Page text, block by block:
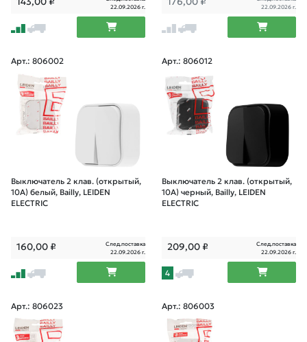
22.09.2026 г.
22.09.2026 г.
Арт.: 806002
Выключатель 2 клав. (открытый,
10А) белый, Bailly, LEIDEN
ELECTRIC
160,00₽
След.поставка
22.09.2026 г.
Арт.: 806012
Выключатель 2 клав. (открытый,
10А) черный, Bailly, LEIDEN
ELECTRIC
209,00₽
След.поставка
22.09.2026 г.
4
Арт.: 806023 Арт.: 806003